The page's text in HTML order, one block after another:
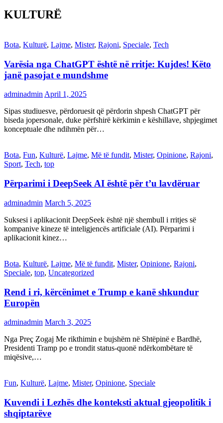
KULTURË
Bota, Kulturë, Lajme, Mister, Rajoni, Speciale, Tech
Varësia nga ChatGPT është në rritje: Kujdes! Këto
janë pasojat e mundshme
adminadmin April 1, 2025
Sipas studiuesve, përdoruesit që përdorin shpesh ChatGPT për
biseda jopersonale, duke përfshirë kërkimin e këshillave, shpjegimet
konceptuale dhe ndihmën për…
Bota, Fun, Kulturë, Lajme, Më të fundit, Mister, Opinione, Rajoni,
Sport, Tech, top
Përparimi i DeepSeek AI është për t’u lavdëruar
adminadmin March 5, 2025
Suksesi i aplikacionit DeepSeek është një shembull i rritjes së
kompanive kineze të inteligjencës artificiale (AI). Përparimi i
aplikacionit kinez…
Bota, Kulturë, Lajme, Më të fundit, Mister, Opinione, Rajoni,
Speciale, top, Uncategorized
Rend i ri, kërcënimet e Trump e kanë shkundur
Europën
adminadmin March 3, 2025
Nga Preç Zogaj Me rikthimin e bujshëm në Shtëpinë e Bardhë,
Presidenti Tramp po e trondit status-quonë ndërkombëtare të
miqësive,…
Fun, Kulturë, Lajme, Mister, Opinione, Speciale
Kuvendi i Lezhës dhe konteksti aktual gjeopolitik i
shqiptarëve